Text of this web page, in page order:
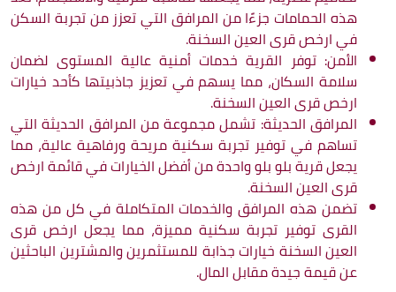
هذه الحمامات جزءًا من المرافق التي تعزز من تجربة السكن
في ارخص قرى العين السخنة.
الأمن: توفر القرية خدمات أمنية عالية المستوى لضمان
سلامة السكان، مما يسهم في تعزيز جاذبيتها كأحد خيارات
ارخص قرى العين السخنة.
المرافق الحديثة: تشمل مجموعة من المرافق الحديثة التي
تساهم في توفير تجربة سكنية مريحة ورفاهية عالية، مما
يجعل قرية بلو بلو واحدة من أفضل الخيارات في قائمة ارخص
قرى العين السخنة.
تضمن هذه المرافق والخدمات المتكاملة في كل من هذه
القرى توفير تجربة سكنية مميزة، مما يجعل ارخص قرى
العين السخنة خيارات جذابة للمستثمرين والمشترين الباحثين
عن قيمة جيدة مقابل المال.